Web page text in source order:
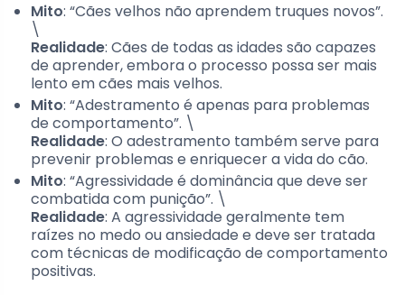
Mito: “Cães velhos não aprendem truques novos”.
\
Realidade: Cães de todas as idades são capazes
de aprender, embora o processo possa ser mais
lento em cães mais velhos.
Mito: “Adestramento é apenas para problemas
de comportamento”. \
Realidade: O adestramento também serve para
prevenir problemas e enriquecer a vida do cão.
Mito: “Agressividade é dominância que deve ser
combatida com punição”. \
Realidade: A agressividade geralmente tem
raízes no medo ou ansiedade e deve ser tratada
com técnicas de modificação de comportamento
positivas.